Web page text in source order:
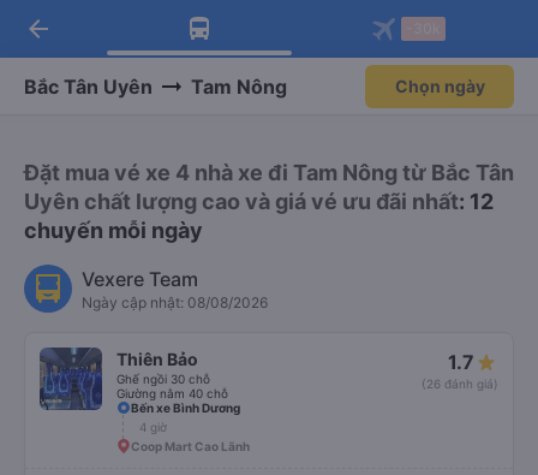
Tải app Vexere ngay!
Nhận ưu đãi thành viên độc
Mở app
Tải app Vexere
-30k/ghế khi đặt vé máy bay qua
Mở app
arrow_back
Bắc Tân Uyên Tam Nông Chọn ngày
Đặt mua vé xe 4 nhà xe đi Tam Nông từ Bắc Tân
Uyên chất lượng cao và giá vé ưu đãi nhất: 12
chuyến mỗi ngày
Vexere Team
Ngày cập nhật: 08/08/2026
Thiên Bảo
Ghế ngồi 30 chỗ
Giường nằm 40 chỗ
1.7
(26 đánh giá)
Bến xe Bình Dương
4 giờ
Coop Mart Cao Lãnh